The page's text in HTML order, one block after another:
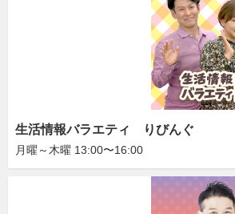
生活情報バラエティ りびんぐ
月曜～木曜 13:00〜16:00